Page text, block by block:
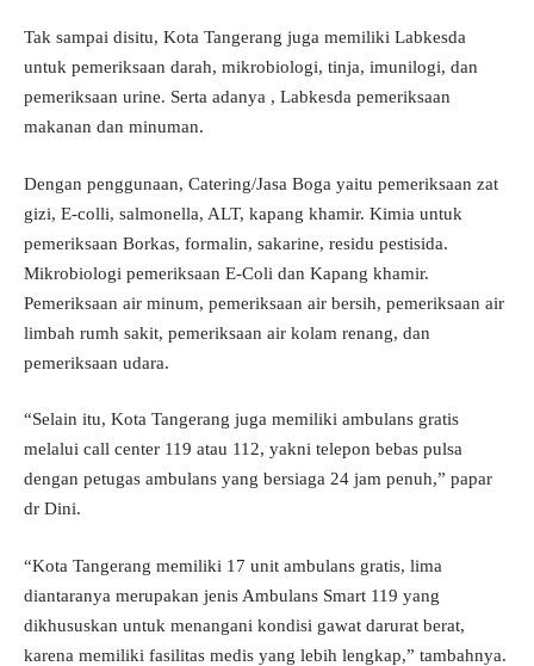
Tak sampai disitu, Kota Tangerang juga memiliki Labkesda
untuk pemeriksaan darah, mikrobiologi, tinja, imunilogi, dan
pemeriksaan urine. Serta adanya , Labkesda pemeriksaan
makanan dan minuman.
Dengan penggunaan, Catering/Jasa Boga yaitu pemeriksaan zat
gizi, E-colli, salmonella, ALT, kapang khamir. Kimia untuk
pemeriksaan Borkas, formalin, sakarine, residu pestisida.
Mikrobiologi pemeriksaan E-Coli dan Kapang khamir.
Pemeriksaan air minum, pemeriksaan air bersih, pemeriksaan air
limbah rumh sakit, pemeriksaan air kolam renang, dan
pemeriksaan udara.
“Selain itu, Kota Tangerang juga memiliki ambulans gratis
melalui call center 119 atau 112, yakni telepon bebas pulsa
dengan petugas ambulans yang bersiaga 24 jam penuh,” papar
dr Dini.
“Kota Tangerang memiliki 17 unit ambulans gratis, lima
diantaranya merupakan jenis Ambulans Smart 119 yang
dikhususkan untuk menangani kondisi gawat darurat berat,
karena memiliki fasilitas medis yang lebih lengkap,” tambahnya.